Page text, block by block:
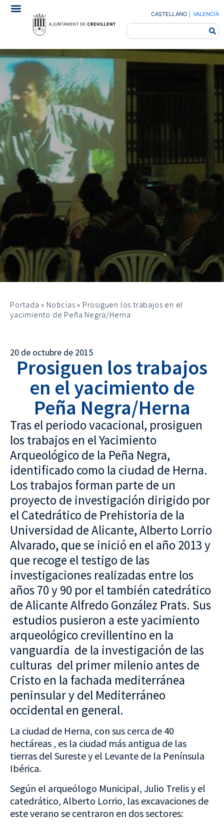
CASTELLANO VALENCIÀ
Portada » Noticias » Prosiguen los trabajos en el
yacimiento de Peña Negra/Herna
20 de octubre de 2015
Prosiguen los trabajos
en el yacimiento de
Peña Negra/Herna
Tras el periodo vacacional, prosiguen
los trabajos en el Yacimiento
Arqueológico de la Peña Negra,
identificado como la ciudad de Herna.
Los trabajos forman parte de un
proyecto de investigación dirigido por
el Catedrático de Prehistoria de la
Universidad de Alicante, Alberto Lorrio
Alvarado, que se inició en el año 2013 y
que recoge el testigo de las
investigaciones realizadas entre los
años 70 y 90 por el también catedrático
de Alicante Alfredo González Prats. Sus
estudios pusieron a este yacimiento
arqueológico crevillentino en la
vanguardia de la investigación de las
culturas del primer milenio antes de
Cristo en la fachada mediterránea
peninsular y del Mediterráneo
occidental en general.
La ciudad de Herna, con sus cerca de 40
hectáreas , es la ciudad más antigua de las
tierras del Sureste y el Levante de la Península
Ibérica.
Según el arqueólogo Municipal, Julio Trelis y el
catedrático, Alberto Lorrio, las excavaciones de
este verano se centraron en dos sectores: